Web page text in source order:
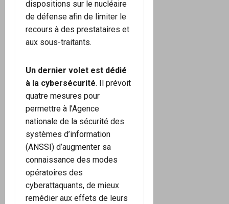
dispositions sur le nucléaire
de défense afin de limiter le
recours à des prestataires et
aux sous-traitants.
Un dernier volet est dédié
à la cybersécurité. Il prévoit
quatre mesures pour
permettre à l’Agence
nationale de la sécurité des
systèmes d’information
(ANSSI) d’augmenter sa
connaissance des modes
opératoires des
cyberattaquants, de mieux
remédier aux effets de leurs